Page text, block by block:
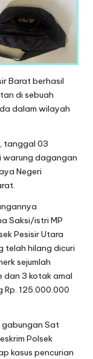
Barat berhasil
di sebuah
dalam wilayah
tanggal 03
warung dagangan
Negeri
Saksi/istri MP
Pesisir Utara
telah hilang dicuri
sejumlah
dan 3 kotak amal
Rp. 125.000.000
Sat
Polsek
kasus pencurian